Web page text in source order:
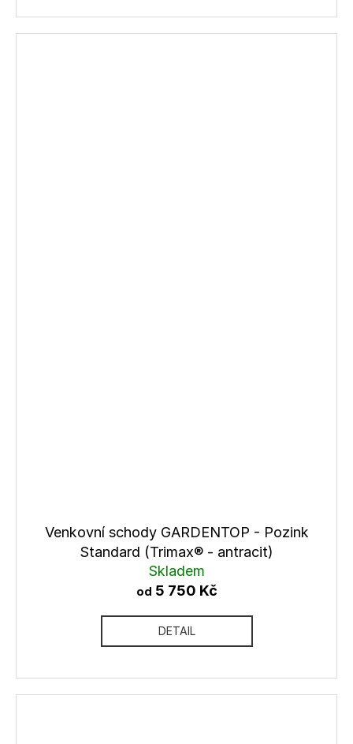
Venkovní schody GARDENTOP - Pozink
Standard (Trimax® - antracit)
Skladem
od 5 750 Kč
DETAIL